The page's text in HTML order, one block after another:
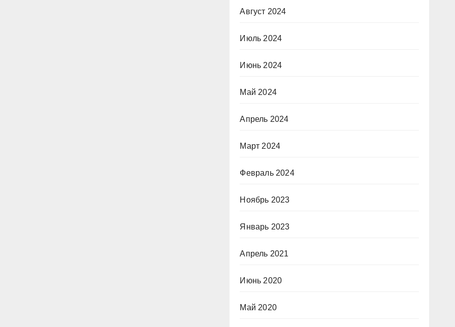
Август 2024
Июль 2024
Июнь 2024
Май 2024
Апрель 2024
Март 2024
Февраль 2024
Ноябрь 2023
Январь 2023
Апрель 2021
Июнь 2020
Май 2020